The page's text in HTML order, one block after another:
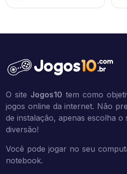
O site Jogos10 tem como
jogos online da internet. Não
de instalação, apenas escolha
diversão!
Você pode jogar no seu
notebook.